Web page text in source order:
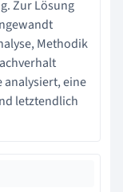
Zur Lösung
Methodik
eine
letztendlich